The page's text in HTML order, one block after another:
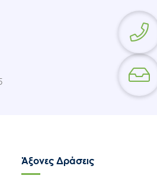
Άξονες Δράσεις